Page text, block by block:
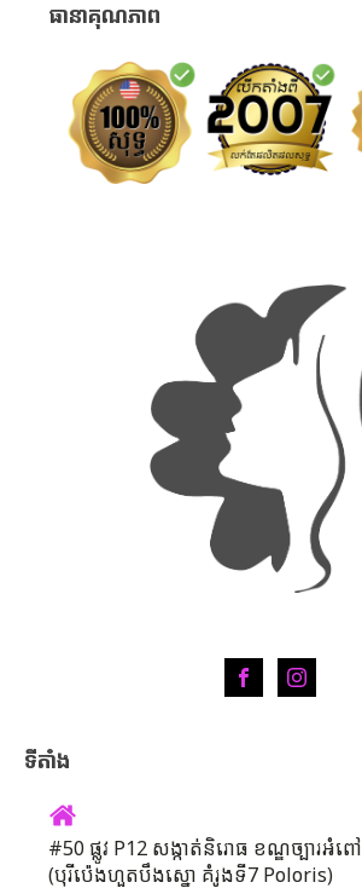
ធានាគុណភាព
ទីតាំង
#50 ផ្លូវ P12 សង្កាត់និរោធ ខណ្ឌច្បារអំពៅ
(បុរីប៉េងហួតបឹងស្នោ គំរូងទី7 Poloris)